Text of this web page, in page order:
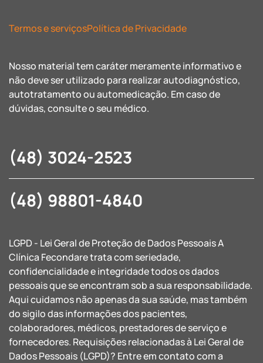
Termos e serviçosPolítica de Privacidade
Nosso material tem caráter meramente informativo e
não deve ser utilizado para realizar autodiagnóstico,
autotratamento ou automedicação. Em caso de
dúvidas, consulte o seu médico.
(48) 3024-2523
(48) 98801-4840
LGPD - Lei Geral de Proteção de Dados Pessoais A
Clínica Fecondare trata com seriedade,
confidencialidade e integridade todos os dados
pessoais que se encontram sob a sua responsabilidade.
Aqui cuidamos não apenas da sua saúde, mas também
do sigilo das informações dos pacientes,
colaboradores, médicos, prestadores de serviço e
fornecedores. Requisições relacionadas à Lei Geral de
Dados Pessoais (LGPD)? Entre em contato com a